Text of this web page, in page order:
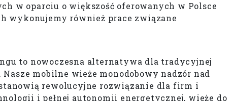
w oparciu o większość oferowanych w Polsce
wykonujemy również prace związane
to nowoczesna alternatywa dla tradycyjnej
mobilne wieże monodobowy nadzór nad
rewolucyjne rozwiązanie dla firm i
i pełnej autonomii energetycznej, wieże do